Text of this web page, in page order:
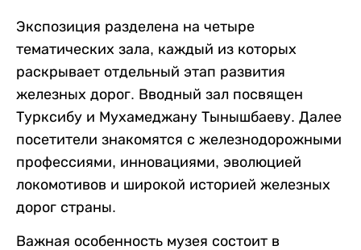
Экспозиция разделена на четыре
тематических зала, каждый из которых
раскрывает отдельный этап развития
железных дорог. Вводный зал посвящен
Турксибу и Мухамеджану Тынышбаеву. Далее
посетители знакомятся с железнодорожными
профессиями, инновациями, эволюцией
локомотивов и широкой историей железных
дорог страны.
Важная особенность музея состоит в